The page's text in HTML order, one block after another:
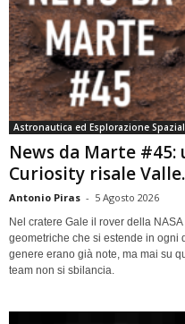
Astronautica ed Esplorazione
News da Marte
Curiosity risale
Antonio Piras - 5 Agosto 2026
Nel cratere Gale il rover della
geometriche che si estende in ogni
genere erano già note, ma mai su
team non si sbilancia.